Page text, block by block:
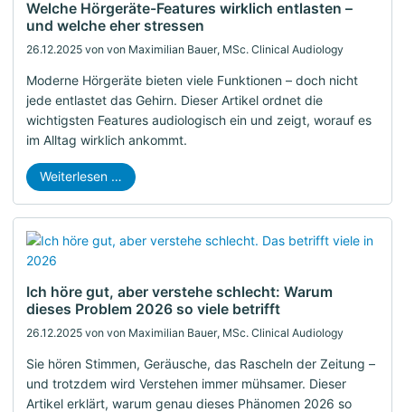
26.12.2025 von von Maximilian Bauer, MSc. Clinical Audiology
Welche Hörgeräte-Features wirklich entlasten –
und welche eher stressen
Moderne Hörgeräte bieten viele Funktionen – doch nicht
jede entlastet das Gehirn. Dieser Artikel ordnet die
wichtigsten Features audiologisch ein und zeigt, worauf es
im Alltag wirklich ankommt.
Weiterlesen …
26.12.2025 von von Maximilian Bauer, MSc. Clinical Audiology
Ich höre gut, aber verstehe schlecht: Warum
dieses Problem 2026 so viele betrifft
Sie hören Stimmen, Geräusche, das Rascheln der Zeitung –
und trotzdem wird Verstehen immer mühsamer. Dieser
Artikel erklärt, warum genau dieses Phänomen 2026 so